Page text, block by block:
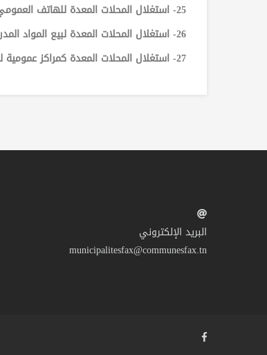
25- استغلال المحلات المعدة للهاتف العمومي
26- استغلال المحلات المعدة لبيع المواد المدرسية والخدمات الإعلامية
27- استغلال المحلات المعدة كمراكز عمومية للإنترنت
البريد الإلكتروني
municipalitesfax@communesfax.tn